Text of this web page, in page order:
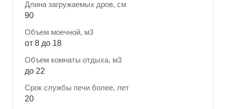
Длина загружаемых дров, см
90
Объем моечной, м3
от 8 до 18
Объем комнаты отдыха, м3
до 22
Срок службы печи более, лет
20